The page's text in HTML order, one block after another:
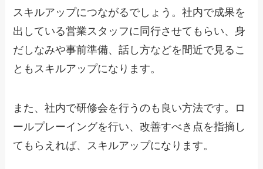
スキルアップにつながるでしょう。社内で成果を
出している営業スタッフに同行させてもらい、身
だしなみや事前準備、話し方などを間近で見るこ
ともスキルアップになります。
また、社内で研修会を行うのも良い方法です。ロ
ールプレーイングを行い、改善すべき点を指摘し
てもらえれば、スキルアップになります。